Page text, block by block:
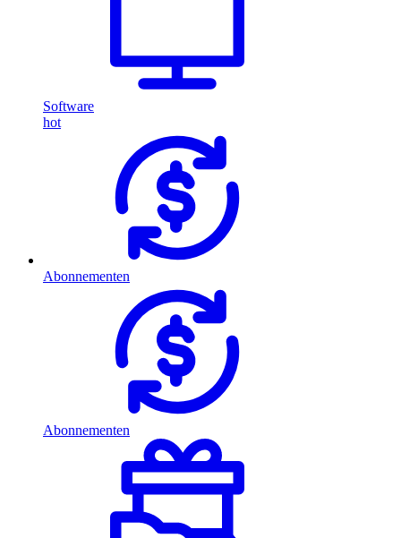
Software
hot
Abonnementen
Abonnementen